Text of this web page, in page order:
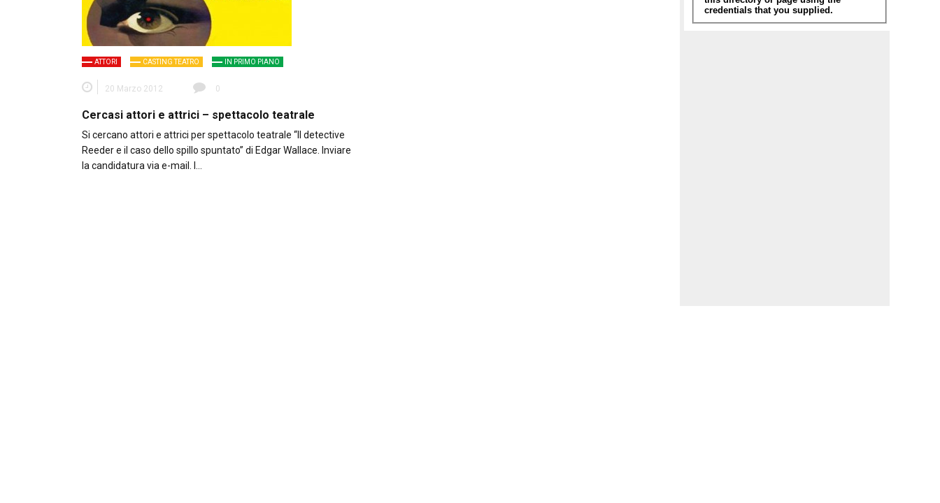
ATTORI CASTING TEATRO IN PRIMO PIANO
20 Marzo 2012 0
Cercasi attori e attrici – spettacolo teatrale
Si cercano attori e attrici per spettacolo teatrale “Il detective
Reeder e il caso dello spillo spuntato” di Edgar Wallace. Inviare
la candidatura via e-mail. I…